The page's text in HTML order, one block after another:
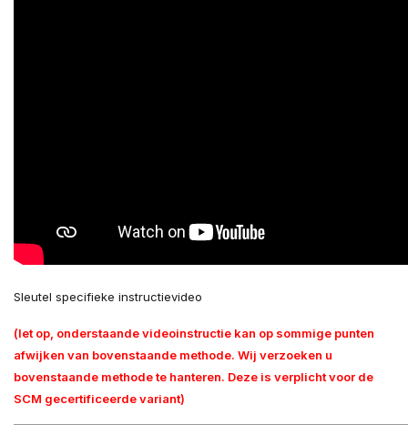
Sleutel specifieke instructievideo
(let op, onderstaande videoinstructie kan op sommige punten
afwijken van bovenstaande methode. Wij verzoeken u
bovenstaande methode te hanteren. Deze is verplicht voor de
SCM gecertificeerde variant)